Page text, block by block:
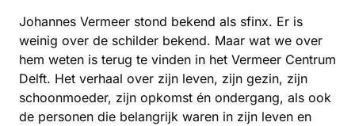
Johannes Vermeer stond bekend als sfinx. Er is
weinig over de schilder bekend. Maar wat we over
hem weten is terug te vinden in het Vermeer Centrum
Delft. Het verhaal over zijn leven, zijn gezin, zijn
schoonmoeder, zijn opkomst én ondergang, als ook
de personen die belangrijk waren in zijn leven en